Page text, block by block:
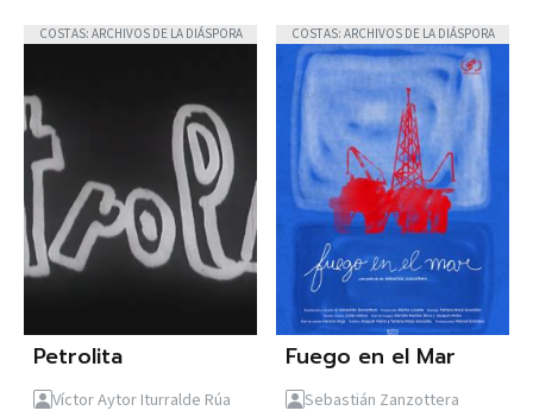
COSTAS: ARCHIVOS DE LA DIÁSPORA
Petrolita
Víctor Aytor Iturralde Rúa
COSTAS: ARCHIVOS DE LA DIÁSPORA
Fuego en el Mar
Sebastián Zanzottera